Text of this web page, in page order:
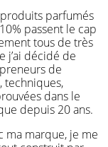
parfumés
passent le cap
tous de très
j’ai décidé de
de
techniques,
dans le
depuis 20 ans.
ma marque, je me